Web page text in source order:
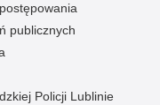
publicznych
Policji Lublinie